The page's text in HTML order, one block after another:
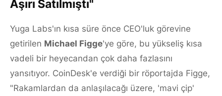
Aşırı Satılmıştı"
Yuga Labs'ın kısa süre önce CEO'luk görevine
getirilen Michael Figge'ye göre, bu yükseliş kısa
vadeli bir heyecandan çok daha fazlasını
yansıtıyor. CoinDesk'e verdiği bir röportajda Figge,
"Rakamlardan da anlaşılacağı üzere, 'mavi çip'